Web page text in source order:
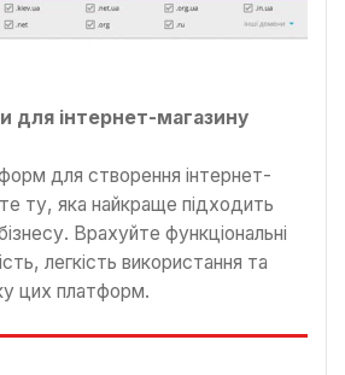
для інтернет-магазину
для створення інтернет-
ту, яка найкраще підходить
Врахуйте функціональні
легкість використання та
цих платформ.